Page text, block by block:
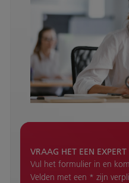
VRAAG HET EEN EXPERT
Vul het formulier in en
Velden met een * zijn